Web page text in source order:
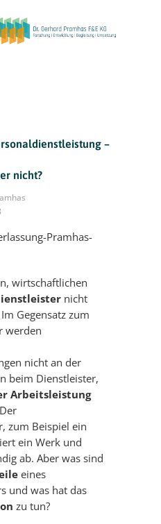
–
nicht?
wirtschaftlichen
nicht
Gegensatz zum
werden
nicht an der
beim Dienstleister,
Arbeitsleistung
zum Beispiel ein
ein Werk und
ab. Aber was sind
eines
und was hat das
zu tun?